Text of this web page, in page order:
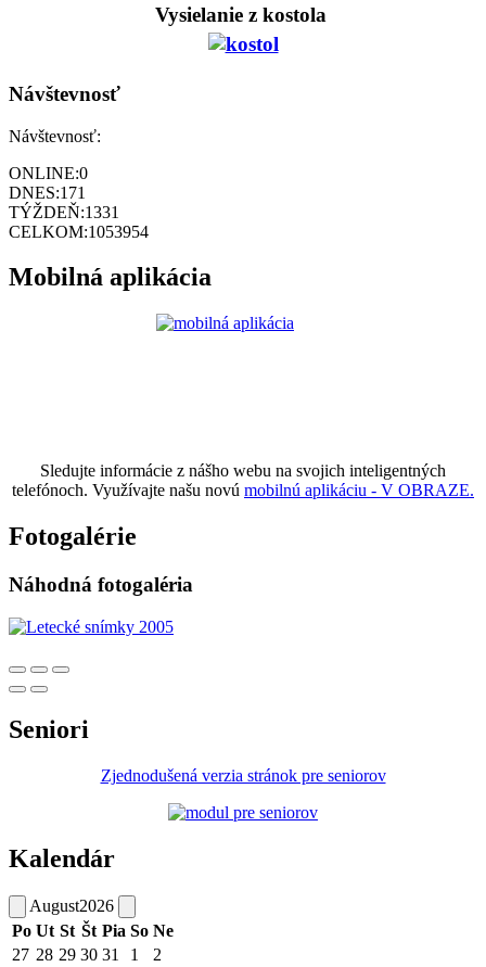
Vysielanie z kostola
Návštevnosť
Návštevnosť:
ONLINE:0
DNES:171
TÝŽDEŇ:1331
CELKOM:1053954
Mobilná aplikácia
Sledujte informácie z nášho webu na svojich inteligentných
telefónoch. Využívajte našu novú mobilnú aplikáciu - V OBRAZE.
Fotogalérie
Náhodná fotogaléria
Seniori
Zjednodušená verzia stránok pre seniorov
Kalendár
August2026
Po Ut St Št Pia So Ne
27 28 29 30 31 1
2